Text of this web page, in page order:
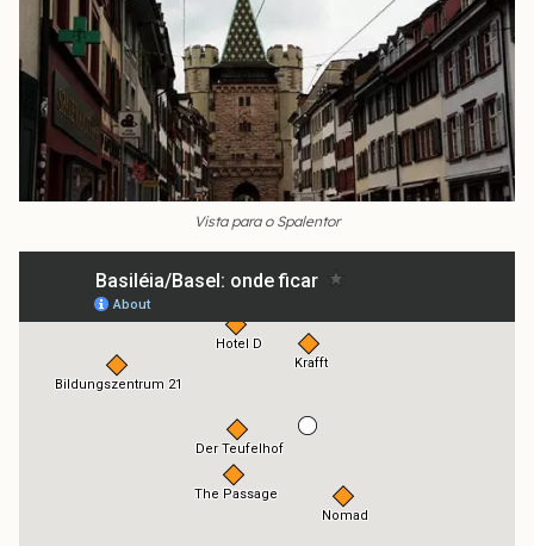
Vista para o Spalentor